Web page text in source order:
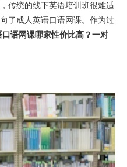
传统的线下英语培训班很难适
了成人英语口语网课。作为过
语网课哪家性价比高？一对